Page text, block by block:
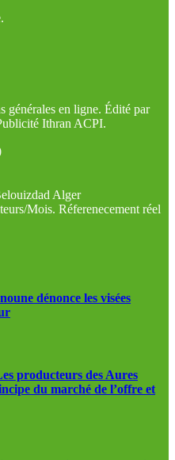
générales en ligne. Édité par
Ithran ACPI.
Alger
Mois. Réferenecement réel
dénonce les visées
producteurs des Aures
du marché de l’offre et